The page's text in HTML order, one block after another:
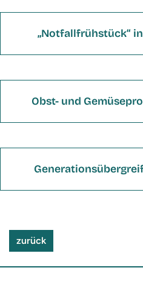
„Notfallfrühstück“
Obst- und
zurück